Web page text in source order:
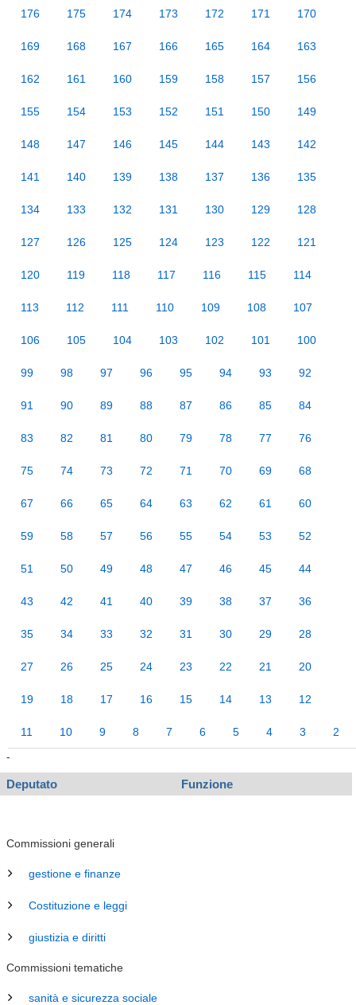
176 175 174 173 172 171 170
169 168 167 166 165 164 163
162 161 160 159 158 157 156
155 154 153 152 151 150 149
148 147 146 145 144 143 142
141 140 139 138 137 136 135
134 133 132 131 130 129 128
127 126 125 124 123 122 121
120 119 118 117 116 115 114
113 112 111 110 109 108 107
106 105 104 103 102 101 100
99 98 97 96 95 94 93 92
91 90 89 88 87 86 85 84
83 82 81 80 79 78 77 76
75 74 73 72 71 70 69 68
67 66 65 64 63 62 61 60
59 58 57 56 55 54 53 52
51 50 49 48 47 46 45 44
43 42 41 40 39 38 37 36
35 34 33 32 31 30 29 28
27 26 25 24 23 22 21 20
19 18 17 16 15 14 13 12
11 10 9 8 7 6 5 4 3
2
-
Deputato Funzione
Commissioni generali
gestione e finanze
Costituzione e leggi
giustizia e diritti
Commissioni tematiche
sanità e sicurezza sociale